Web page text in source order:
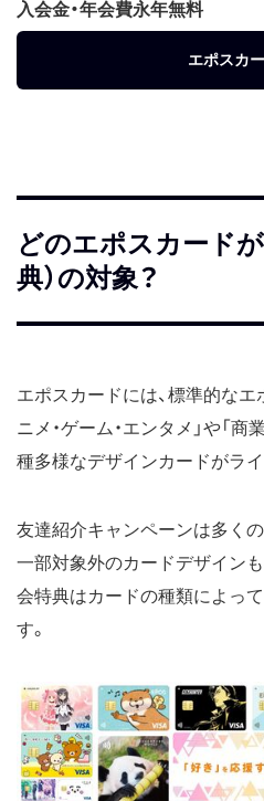
入会金・年会費永年無料
エポスカ
どのエポスカード
典）の対象？
エポスカードには、標準的なエ
ニメ・ゲーム・エンタメ」や「商
種多様なデザインカードがラ
友達紹介キャンペーンは多く
一部対象外のカードデザインも
会特典はカードの種類によっ
す。